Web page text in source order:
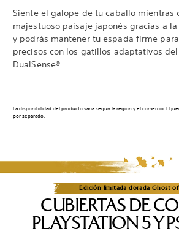
Siente el galope de tu caballo mientras
majestuoso paisaje japonés gracias a
y podrás mantener tu espada firme
precisos con los gatillos adaptativos
DualSense®.
La disponibilidad del producto varía según la región y el comercio. El
por separado.
Edición limitada dorada Ghost of
CUBIERTAS DE
PLAYSTATION 5 Y